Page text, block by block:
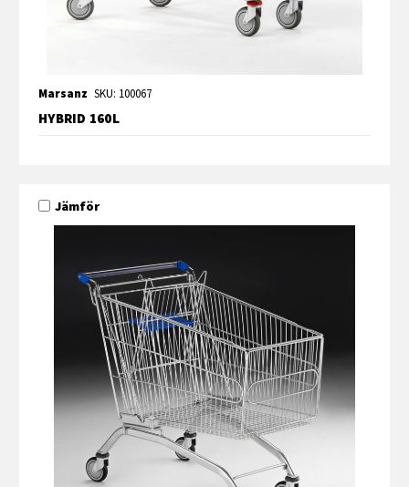
Marsanz SKU: 100067
HYBRID 160L
Jämför